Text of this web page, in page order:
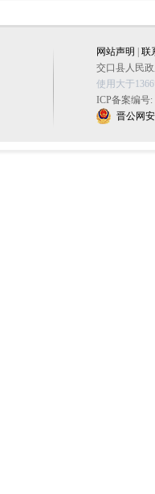
网站声明
联
交口县人民
使用大于
ICP备案编号:
晋公网